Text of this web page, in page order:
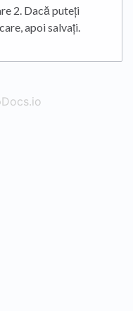
2. Dacă puteți
apoi salvați.